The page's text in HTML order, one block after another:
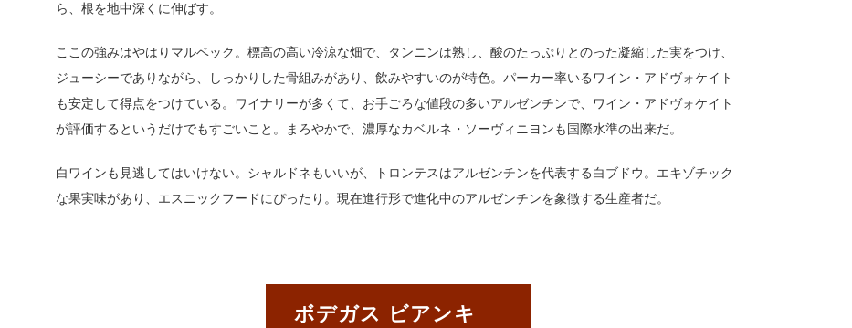
ら、根を地中深くに伸ばす。
ここの強みはやはりマルベック。標高の高い冷涼な畑で、タンニンは熟し、酸のたっぷりとのった凝縮した実をつけ、
ジューシーでありながら、しっかりした骨組みがあり、飲みやすいのが特色。パーカー率いるワイン・アドヴォケイト
も安定して得点をつけている。ワイナリーが多くて、お手ごろな値段の多いアルゼンチンで、ワイン・アドヴォケイト
が評価するというだけでもすごいこと。まろやかで、濃厚なカベルネ・ソーヴィニヨンも国際水準の出来だ。
白ワインも見逃してはいけない。シャルドネもいいが、トロンテスはアルゼンチンを代表する白ブドウ。エキゾチック
な果実味があり、エスニックフードにぴったり。現在進行形で進化中のアルゼンチンを象徴する生産者だ。
ボデガス ビアンキ